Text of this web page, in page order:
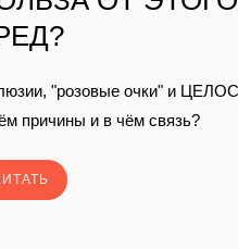
"розовые очки" и
причины и в чём связь?